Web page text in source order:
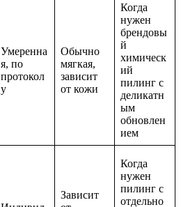
Умеренна
я, по
протокол
у
Обычно
мягкая,
зависит
от кожи
Когда
нужен
брендовы
й
химическ
ий
пилинг с
деликатн
ым
обновлен
ием
Зависит
Когда
нужен
пилинг с
отдельно